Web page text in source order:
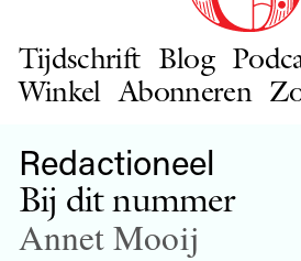
Tijdschrift Blog
Winkel Abonneren
Redactioneel
Bij dit nummer
Annet Mooij